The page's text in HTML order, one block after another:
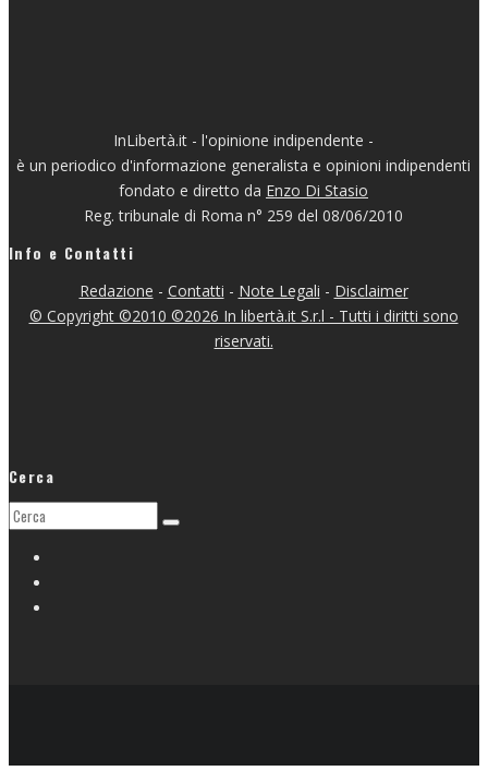
InLibertà.it - l'opinione indipendente -
è un periodico d'informazione generalista e opinioni indipendenti
fondato e diretto da Enzo Di Stasio
Reg. tribunale di Roma n° 259 del 08/06/2010
Info e Contatti
Redazione - Contatti - Note Legali - Disclaimer
© Copyright ©2010 ©2026 In libertà.it S.r.l - Tutti i diritti sono
riservati.
Cerca